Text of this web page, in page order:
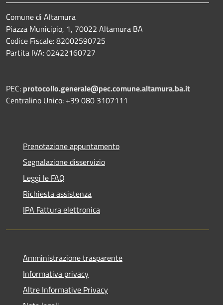
Comune di Altamura
Piazza Municipio, 1, 70022 Altamura BA
Codice Fiscale: 82002590725
Partita IVA: 02422160727
PEC: protocollo.generale@pec.comune.altamura.ba.it
Centralino Unico: +39 080 3107111
Prenotazione appuntamento
Segnalazione disservizio
Leggi le FAQ
Richiesta assistenza
IPA Fattura elettronica
Amministrazione trasparente
Informativa privacy
Altre Informative Privacy